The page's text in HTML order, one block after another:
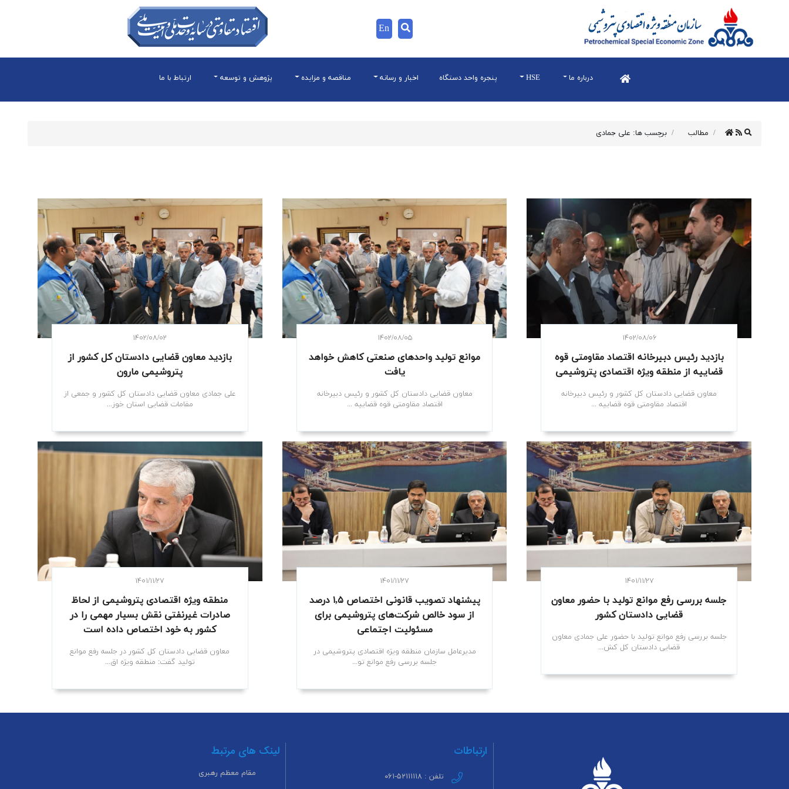
En
درباره ما HSE پنجره واحد دستگاه اخبار و رسانه مناقصه و مزایده پژوهش و توسعه ارتباط با ما
مطالب برچسب ها: علی جمادی
۱۴۰۲/۰۸/۰۶
بازدید رئیس دبیرخانه اقتصاد مقاومتی قوه
قضاییه از منطقه ویژه اقتصادی پتروشیمی
معاون قضایی دادستان کل کشور و رئیس دبیرخانه
اقتصاد مقاومتی قوه قضاییه ...
۱۴۰۲/۰۸/۰۵
موانع تولید واحدهای صنعتی کاهش خواهد
یافت
معاون قضایی دادستان کل کشور و رئیس دبیرخانه
اقتصاد مقاومتی قوه قضاییه ...
۱۴۰۲/۰۸/۰۲
بازدید معاون قضایی دادستان کل کشور از
پتروشیمی مارون
علی جمادی معاون قضایی دادستان کل کشور و جمعی از
مقامات قضایی استان خوز...
۱۴۰۱/۱۱/۲۷
جلسه بررسی رفع موانع تولید با حضور معاون
قضایی دادستان کشور
جلسه بررسی رفع موانع تولید با حضور علی جمادی معاون
قضایی دادستان کل کش...
۱۴۰۱/۱۱/۲۷
پیشنهاد تصویب قانونی اختصاص ۱,۵ درصد
از سود خالص شرکت‌های پتروشیمی برای
مسئولیت اجتماعی
مدیرعامل سازمان منطقه ویژه اقتصادی پتروشیمی در
جلسه بررسی رفع موانع تو...
۱۴۰۱/۱۱/۲۷
منطقه ویژه اقتصادی پتروشیمی از لحاظ
صادرات غیرنفتی نقش بسیار مهمی را در
کشور به خود اختصاص داده است
معاون قضایی دادستان کل کشور در جلسه رفع موانع
تولید گفت: منطقه ویژه اق...
ارتباطات
تلفن : ۵۲۱۱۱۱۱۸-۰۶۱
لینک های مرتبط
مقام معظم رهبری